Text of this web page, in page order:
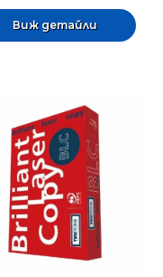
Виж детайли